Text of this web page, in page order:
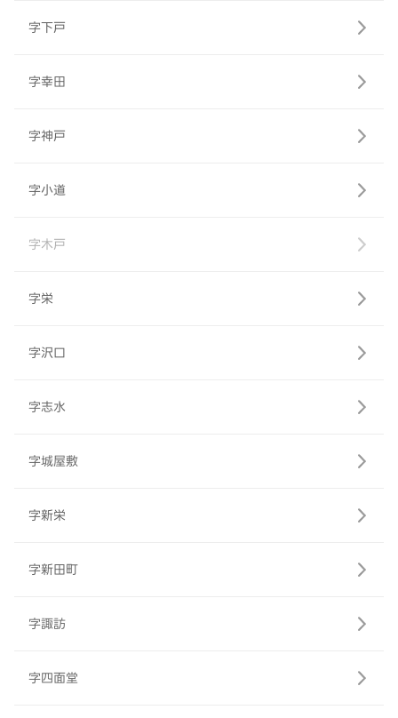
字下戸
字幸田
字神戸
字小道
字木戸
字栄
字沢口
字志水
字城屋敷
字新栄
字新田町
字諏訪
字四面堂